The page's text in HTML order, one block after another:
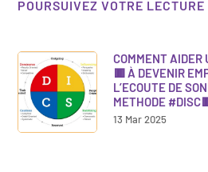
POURSUIVEZ VOTRE LECTURE
COMMENT AIDER
🟥 À DEVENIR
L’ECOUTE DE
METHODE
13 Mar 2025